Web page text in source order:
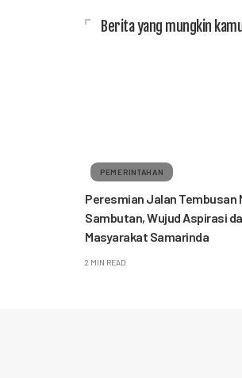
Berita yang mungkin
PEMERINTAHAN
Peresmian Jalan Tembusan
Sambutan, Wujud Aspirasi
Masyarakat Samarinda
2 MIN READ